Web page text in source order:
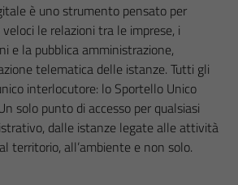
è uno strumento pensato per
le relazioni tra le imprese, i
e la pubblica amministrazione,
telematica delle istanze. Tutti gli
interlocutore: lo Sportello Unico
solo punto di accesso per qualsiasi
dalle istanze legate alle attività
territorio, all’ambiente e non solo.